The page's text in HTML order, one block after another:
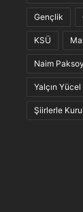
Gençlik
KSÜ
Naim Paksoy
Yalçın Yücel
Şiirlerle